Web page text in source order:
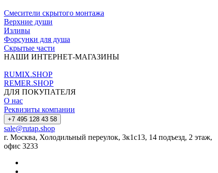
Смесители скрытого монтажа
Верхние души
Изливы
Форсунки для душа
Скрытые части
НАШИ ИНТЕРНЕТ-МАГАЗИНЫ
RUMIX.SHOP
REMER.SHOP
ДЛЯ ПОКУПАТЕЛЯ
О нас
Реквизиты компании
+7 495 128 43 58
sale@rutap.shop
г. Москва, Холодильный переулок, 3к1с13, 14 подъезд, 2 этаж,
офис 3233